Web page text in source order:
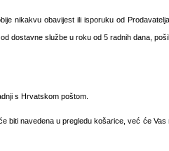
nikakvu obavijest ili isporuku od
dostavne službe u roku od 5 radnih dana,
s Hrvatskom poštom.
biti navedena u pregledu košarice, već će